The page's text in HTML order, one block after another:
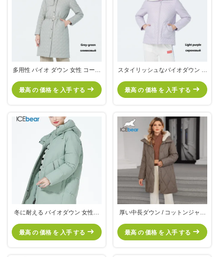
多用性 バイオ ダウン 女性 コート
ト スタイル
最高 の 価格 を 入手 する
スタイリッシュなバイオダウン 女
ジャケット 腰を絞り
最高 の 価格 を 入手 する
冬に耐える バイオダウン 女性コ
水 女性ジャケット
最高 の 価格 を 入手 する
厚い中長ダウン / コットンジャケ
最高 の 価格 を 入手 する